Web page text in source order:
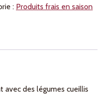
: Produits frais en saison
des légumes cueillis